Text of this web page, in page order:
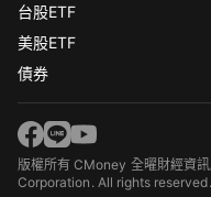
台股ETF
美股ETF
債券
版權所有 CMoney 全曜財經
Corporation. All rights reserved.